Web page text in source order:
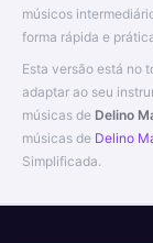
músicos intermediários que
forma rápida e
Esta versão está no
adaptar ao seu
músicas de Delino
músicas de Delino
Simplificada.